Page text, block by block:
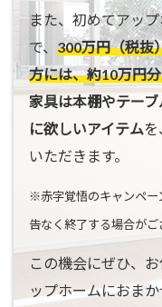
また、初めてアッ
で、 300万円（税抜
方には、約10万円
家具は本棚やテー
に欲しいアイテムを
いただきます。
※赤字覚悟のキャンペー
告なく終了する場合がご
この機会にぜひ、
ップホームにおま